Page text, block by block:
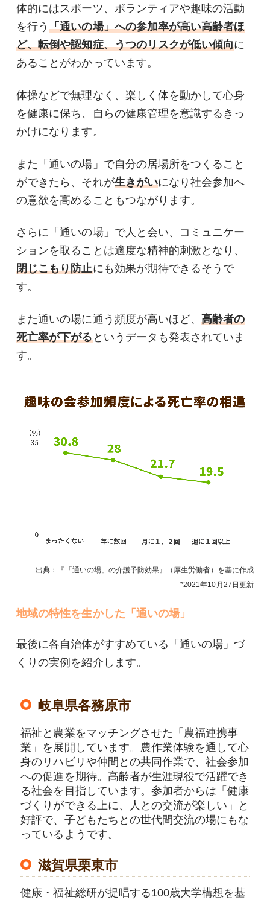
体的にはスポーツ、ボランティアや趣味の活動
を行う「通いの場」への参加率が高い高齢者ほ
ど、転倒や認知症、うつのリスクが低い傾向に
あることがわかっています。
体操などで無理なく、楽しく体を動かして心身
を健康に保ち、自らの健康管理を意識するきっ
かけになります。
また「通いの場」で自分の居場所をつくること
ができたら、それが生きがいになり社会参加へ
の意欲を高めることもつながります。
さらに「通いの場」で人と会い、コミュニケー
ションを取ることは適度な精神的刺激となり、
閉じこもり防止にも効果が期待できるそうで
す。
また通いの場に通う頻度が高いほど、高齢者の
死亡率が下がるというデータも発表されていま
す。
出典：『「通いの場」の介護予防効果』（厚生労働省）を基に作成
2021年10月27日 更新
地域の特性を生かした「通いの場」
最後に各自治体がすすめている「通いの場」づ
くりの実例を紹介します。
岐阜県各務原市
福祉と農業をマッチングさせた「農福連携事
業」を展開しています。農作業体験を通して心
身のリハビリや仲間との共同作業で、社会参加
への促進を期待。高齢者が生涯現役で活躍でき
る社会を目指しています。参加者からは「健康
づくりができる上に、人との交流が楽しい」と
好評で、子どもたちとの世代間交流の場にもな
っているようです。
滋賀県栗東市
健康・福祉総研が提唱する100歳大学構想を基